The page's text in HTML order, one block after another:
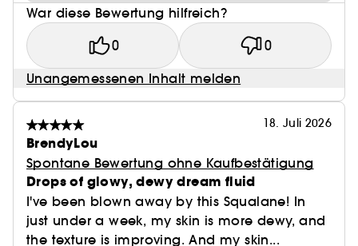
War diese Bewertung hilfreich?
0 0
Unangemessenen Inhalt melden
18. Juli 2026
BrendyLou
Spontane Bewertung ohne Kaufbestätigung
Drops of glowy, dewy dream fluid
I've been blown away by this Squalane! In
just under a week, my skin is more dewy, and
the texture is improving. And my skin...